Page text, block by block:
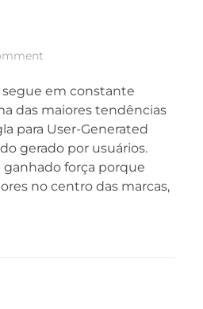
em constante
das maiores tendências
para User-Generated
gerado por usuários.
ganhado força porque
no centro das marcas,